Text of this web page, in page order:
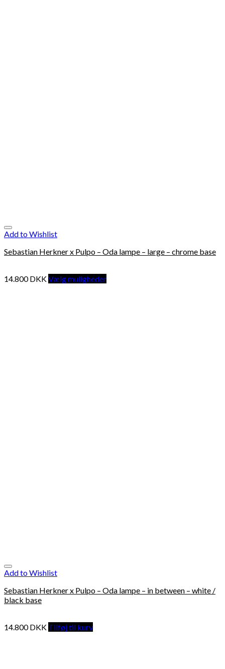
Add to Wishlist
Sebastian Herkner x Pulpo – Oda lampe – large – chrome base
14.800DKKVælg muligheder
Add to Wishlist
Sebastian Herkner x Pulpo – Oda lampe – in between – white /
black base
14.800DKK Tilføj til kurv